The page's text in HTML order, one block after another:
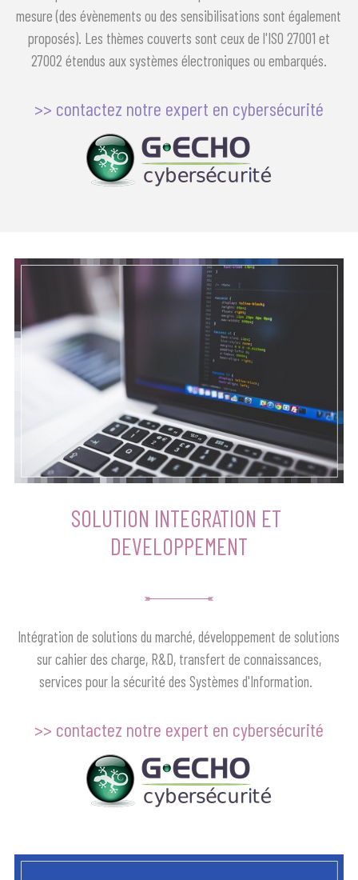
mesure (des évènements ou des sensibilisations sont également
proposés). Les thèmes couverts sont ceux de l'ISO 27001 et
27002 étendus aux systèmes électroniques ou embarqués.
>> contactez notre expert en cybersécurité
SOLUTION INTEGRATION ET
DEVELOPPEMENT
Intégration de solutions du marché, développement de solutions
sur cahier des charge, R&D, transfert de connaissances,
services pour la sécurité des Systèmes d'Information.
>> contactez notre expert en cybersécurité